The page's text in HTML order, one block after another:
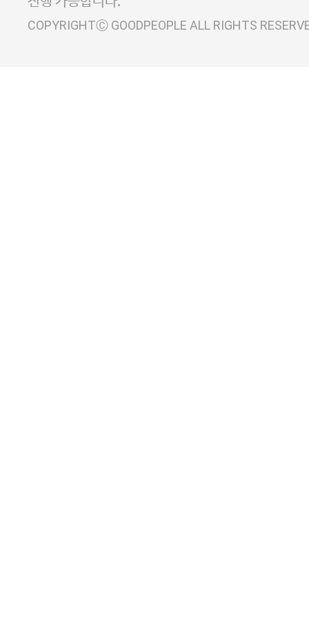
COPYRIGHTⒸ GOODPEOPLE ALL RIGHTS